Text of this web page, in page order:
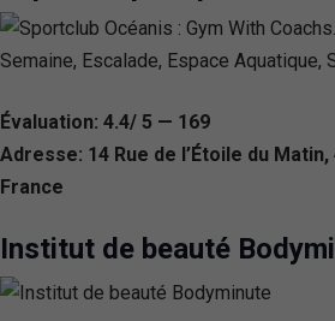
Évaluation: 4.4/ 5 — 169
Adresse: 14 Rue de l’Étoile du
France
Institut de beauté